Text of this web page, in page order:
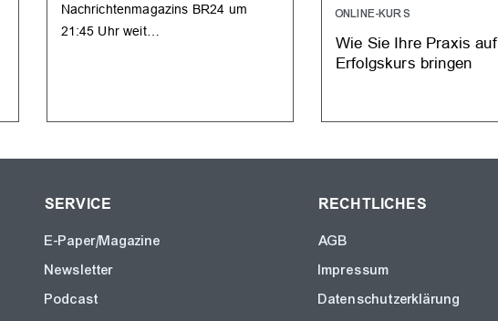
Nachrichtenmagazins BR24 um
21:45 Uhr weit…
ONLINE-KURS
Wie Sie Ihre Praxis auf
Erfolgskurs bringen
SERVICE
E-Paper/Magazine
Newsletter
Podcast
RECHTLICHES
AGB
Impressum
Datenschutzerklärung